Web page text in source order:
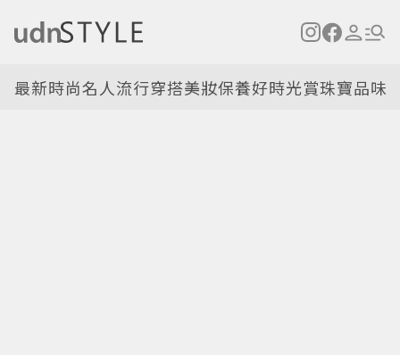
最新時尚名人流行穿搭美妝保養好時光賞珠寶品味